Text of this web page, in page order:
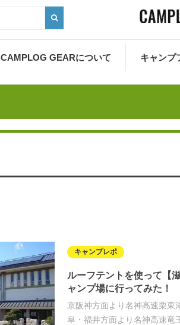
CAMPLOG GEARについて キャンプ
キャンプレポ
ルーフテントを使って【
ャンプ場に行ってみた！
京阪神方面より名神高速栗東
阜・福井方面より名神高速竜